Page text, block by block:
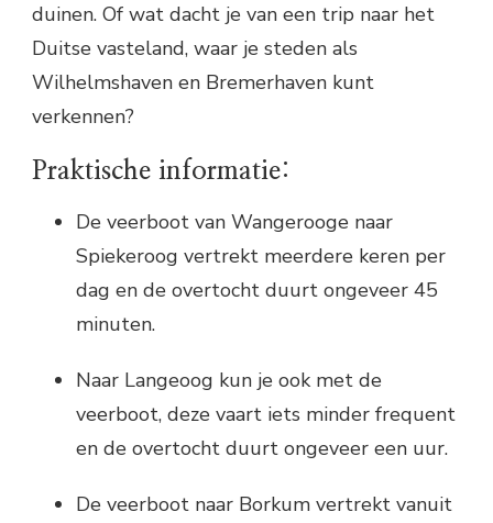
duinen. Of wat dacht je van een trip naar het
Duitse vasteland, waar je steden als
Wilhelmshaven en Bremerhaven kunt
verkennen?
Praktische informatie:
De veerboot van Wangerooge naar
Spiekeroog vertrekt meerdere keren per
dag en de overtocht duurt ongeveer 45
minuten.
Naar Langeoog kun je ook met de
veerboot, deze vaart iets minder frequent
en de overtocht duurt ongeveer een uur.
De veerboot naar Borkum vertrekt vanuit